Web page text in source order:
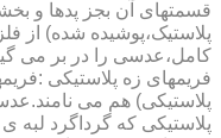
قسمتهای آن بجز پدها و
پلاستیک،پوشیده شده) از
کامل،عدسی را در بر می
فریمهای زه پلاستیکی
پلاستیکی) هم می
پلاستیکی که گرداگرد لبه